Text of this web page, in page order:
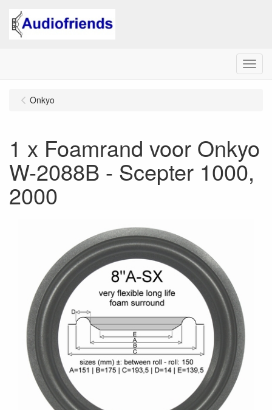
Menu
Onkyo
1 x Foamrand voor Onkyo
W-2088B - Scepter 1000,
2000